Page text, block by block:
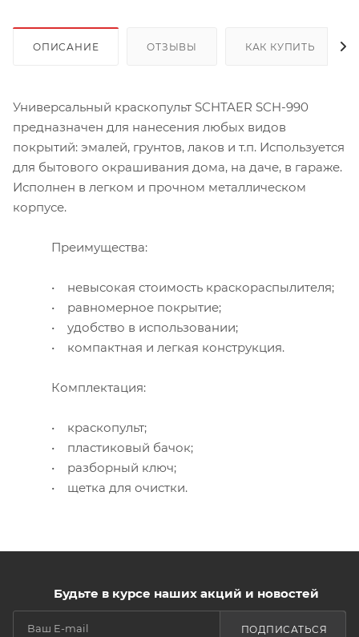
ОПИСАНИЕ ОТЗЫВЫ КАК КУПИТЬ
Универсальный краскопульт SCHTAER SCH-990
предназначен для нанесения любых видов
покрытий: эмалей, грунтов, лаков и т.п. Используется
для бытового окрашивания дома, на даче, в гараже.
Исполнен в легком и прочном металлическом
корпусе.
Преимущества:
• невысокая стоимость краскораспылителя;
• равномерное покрытие;
• удобство в использовании;
• компактная и легкая конструкция.
Комплектация:
• краскопульт;
• пластиковый бачок;
• разборный ключ;
• щетка для очистки.
Будьте в курсе наших акций и новостей
ПОДПИСАТЬСЯ